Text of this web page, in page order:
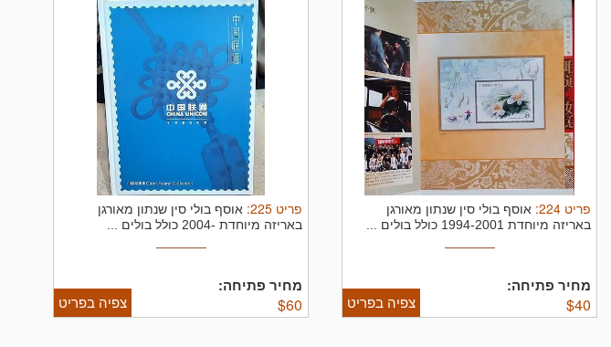
פריט 224
: אוסף בולי סין שנתון מאורגן
באריזה מיוחדת 1994-2001 כולל בולים ...
מחיר פתיחה:
$40 צפיה בפריט
פריט 225
: אוסף בולי סין שנתון מאורגן
באריזה מיוחדת -2004 כולל בולים ...
מחיר פתיחה:
$60 צפיה בפריט